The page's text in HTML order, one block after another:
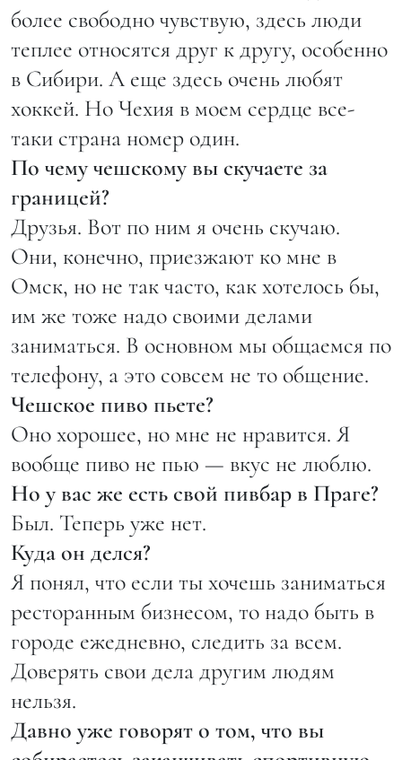
более свободно чувствую, здесь люди
теплее относятся друг к другу, особенно
в Сибири. А еще здесь очень любят
хоккей. Но Чехия в моем сердце все-
таки страна номер один.
По чему чешскому вы скучаете за
границей?
Друзья. Вот по ним я очень скучаю.
Они, конечно, приезжают ко мне в
Омск, но не так часто, как хотелось бы,
им же тоже надо своими делами
заниматься. В основном мы общаемся по
телефону, а это совсем не то общение.
Чешское пиво пьете?
Оно хорошее, но мне не нравится. Я
вообще пиво не пью — вкус не люблю.
Но у вас же есть свой пивбар в Праге?
Был. Теперь уже нет.
Куда он делся?
Я понял, что если ты хочешь заниматься
ресторанным бизнесом, то надо быть в
городе ежедневно, следить за всем.
Доверять свои дела другим людям
нельзя.
Давно уже говорят о том, что вы